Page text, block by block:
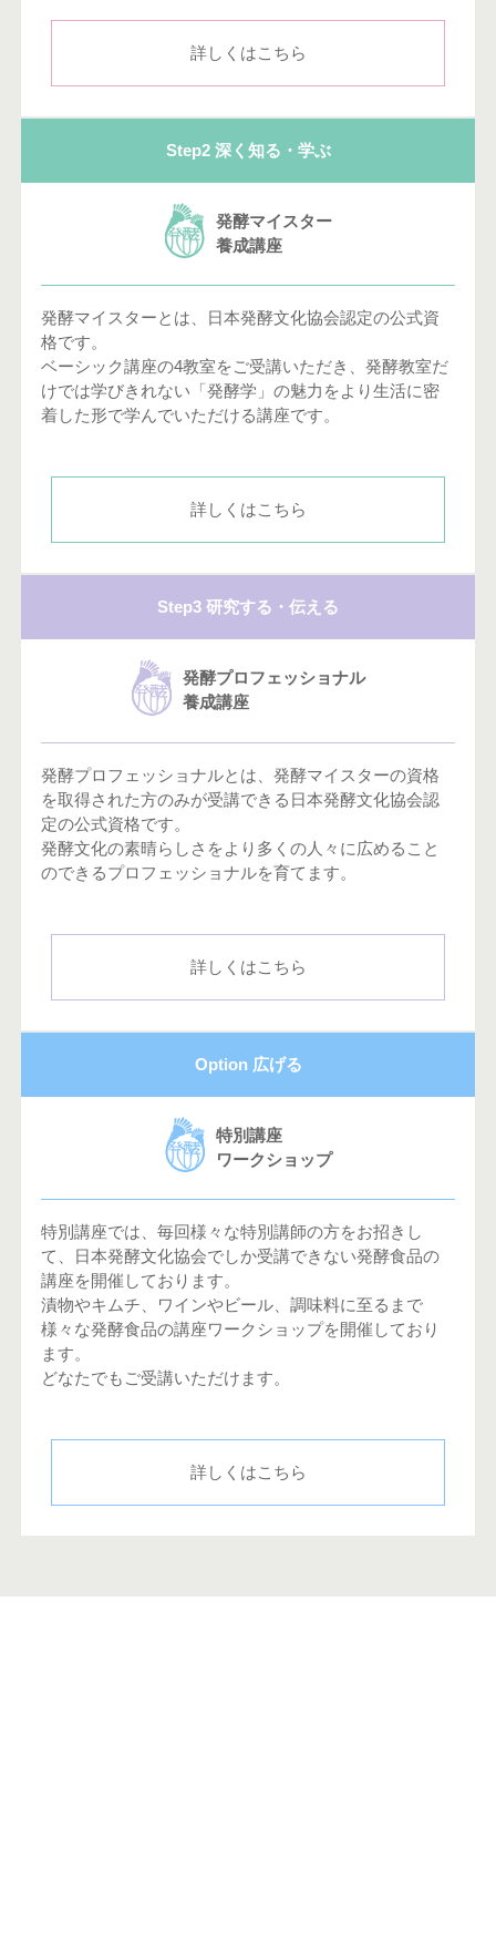
詳しくはこちら
Step2 深く知る・学ぶ
発酵マイスター
養成講座
発酵マイスターとは、日本発酵文化協会認定の公式資
格です。
ベーシック講座の4教室をご受講いただき、発酵教室だ
けでは学びきれない「発酵学」の魅力をより生活に密
着した形で学んでいただける講座です。
詳しくはこちら
Step3 研究する・伝える
発酵プロフェッショナル
養成講座
発酵プロフェッショナルとは、発酵マイスターの資格
を取得された方のみが受講できる日本発酵文化協会認
定の公式資格です。
発酵文化の素晴らしさをより多くの人々に広めること
のできるプロフェッショナルを育てます。
詳しくはこちら
Option 広げる
特別講座
ワークショップ
特別講座では、毎回様々な特別講師の方をお招きし
て、日本発酵文化協会でしか受講できない発酵食品の
講座を開催しております。
漬物やキムチ、ワインやビール、調味料に至るまで
様々な発酵食品の講座ワークショップを開催しており
ます。
どなたでもご受講いただけます。
詳しくはこちら